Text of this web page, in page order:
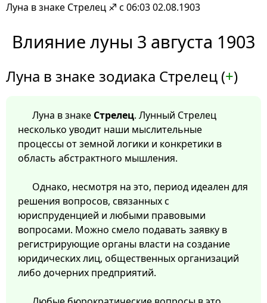
Луна в знаке Стрелец ♐ с 06:03 02.08.1903
Влияние луны 3 августа 1903
Луна в знаке зодиака Стрелец (+)
Луна в знаке Стрелец. Лунный Стрелец
несколько уводит наши мыслительные
процессы от земной логики и конкретики в
область абстрактного мышления.
Однако, несмотря на это, период идеален для
решения вопросов, связанных с
юриспруденцией и любыми правовыми
вопросами. Можно смело подавать заявку в
регистрирующие органы власти на создание
юридических лиц, общественных организаций
либо дочерних предприятий.